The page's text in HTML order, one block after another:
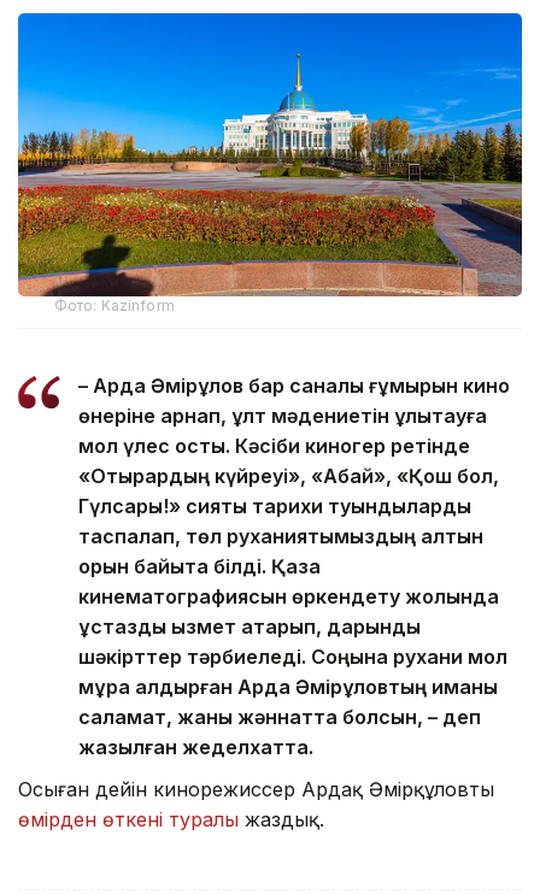
Фото: Kazinform
– Ардақ Әмірқұлов бар саналы ғұмырын кино
өнеріне арнап, ұлт мәдениетін ұлықтауға
мол үлес қосты. Кәсіби киногер ретінде
«Отырардың күйреуі», «Абай», «Қош бол,
Гүлсары!» сияқты тарихи туындыларды
таспалап, төл руханиятымыздың алтын
қорын байыта білді. Қазақ
кинематографиясын өркендету жолында
ұстаздық қызмет атқарып, дарынды
шәкірттер тәрбиеледі. Соңына рухани мол
мұра қалдырған Ардақ Әмірқұловтың иманы
саламат, жаны жәннатта болсын, – деп
жазылған жеделхатта.
Осыған дейін кинорежиссер Ардақ Әмірқұловтың
өмірден өткені туралы жаздық.